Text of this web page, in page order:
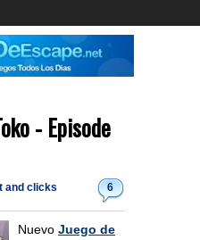
- Episode
6
and clicks
Nuevo Juego de